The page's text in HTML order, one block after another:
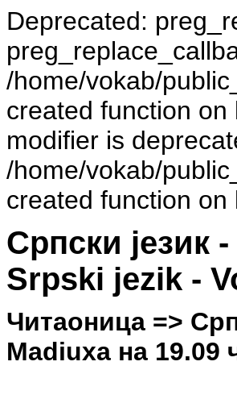
Deprecated:
/home/vokab/
created function
modifier is
/home/vokab/
created function on
Српски језик
Srpski jezik -
Читаоница =>
Madiuxa на 19.09